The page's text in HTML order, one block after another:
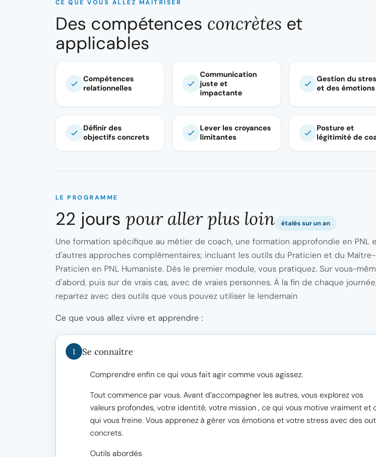
CE QUE VOUS ALLEZ MAÎTRISER
Des compétences concrètes et
applicables
Compétences
relationnelles
Communication
juste et
impactante
Gestion du
et des émotions
Définir des
objectifs concrets
Lever les croyances
limitantes
Posture et
légitimité de
LE PROGRAMME
22 jours pour aller plus loin étalés sur un an
Une formation spécifique au métier de coach, une formation approfondie en PNL
d'autres approches complémentaires; incluant les outils du Praticien et du Maître-
Praticien en PNL Humaniste. Dès le premier module, vous pratiquez. Sur vous-
d'abord, puis sur de vrais cas, avec de vraies personnes. À la fin de chaque
repartez avec des outils que vous pouvez utiliser le lendemain
Ce que vous allez vivre et apprendre :
1 Se connaître
Comprendre enfin ce qui vous fait agir comme vous agissez.
Tout commence par vous. Avant d’accompagner les autres, vous explorez vos
valeurs profondes, votre identité, votre mission , ce qui vous motive vraiment et
qui vous freine. Vous apprenez à gérer vos émotions et votre stress avec des
concrets.
Outils abordés